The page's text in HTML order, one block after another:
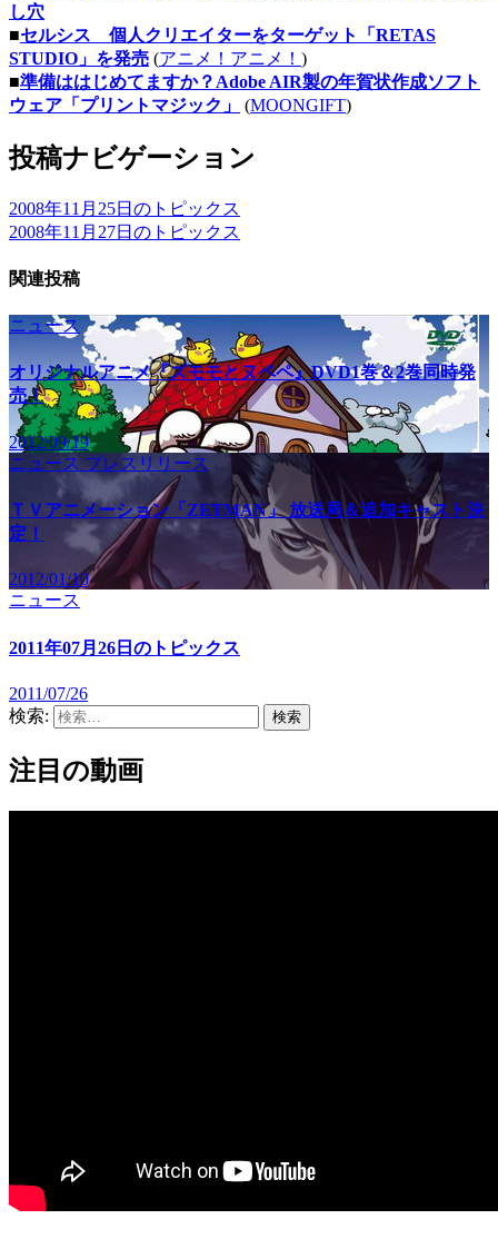
し穴
■セルシス 個人クリエイターをターゲット「RETAS
STUDIO」を発売 (アニメ！アニメ！ )
■準備ははじめてますか？Adobe AIR製の年賀状作成ソフト
ウェア「プリントマジック」
(MOONGIFT)
投稿ナビゲーション
2008年11月25日のトピックス
2008年11月27日のトピックス
関連投稿
ニュース
オリジナルアニメ『ズモモとヌペペ』DVD1巻＆2巻同時発
売！
2012/09/19
ニュース プレスリリース
ＴＶアニメーション「ZETMAN」 放送局＆追加キャスト決
定！
2012/01/10
ニュース
2011年07月26日のトピックス
2011/07/26
検索:
注目の動画